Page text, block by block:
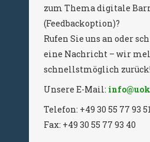
zum Thema digitale
(Feedbackoption)?
Rufen Sie uns an oder
eine Nachricht – wir
schnellstmöglich zurück!
Unsere E-Mail:
Telefon: +49 30 55 77 93 51
Fax: +49 30 55 77 93 40